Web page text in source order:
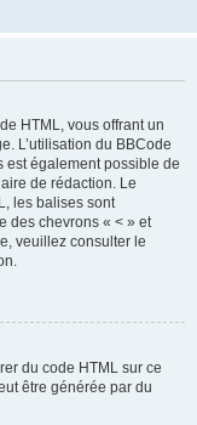
HTML, vous offrant un
L’utilisation du BBCode
est également possible de
de rédaction. Le
les balises sont
des chevrons « < » et
veuillez consulter le
du code HTML sur ce
être générée par du